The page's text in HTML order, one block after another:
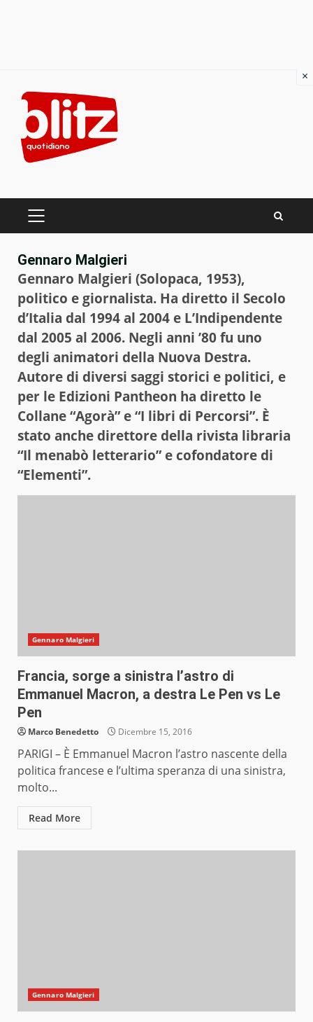
content
PRIMARY
Gennaro Malgieri
Gennaro Malgieri (Solopaca, 1953),
politico e giornalista. Ha diretto il Secolo
d’Italia dal 1994 al 2004 e L’Indipendente
dal 2005 al 2006. Negli anni ’80 fu uno
degli animatori della Nuova Destra.
Autore di diversi saggi storici e politici, e
per le Edizioni Pantheon ha diretto le
Collane “Agorà” e “I libri di Percorsi”. È
stato anche direttore della rivista libraria
“Il menabò letterario” e cofondatore di
“Elementi”.
Gennaro Malgieri
Francia, sorge a sinistra l’astro di
Emmanuel Macron, a destra Le Pen vs Le
Pen
Marco Benedetto Dicembre 15, 2016
PARIGI – È Emmanuel Macron l’astro nascente della
politica francese e l’ultima speranza di una sinistra,
molto...
Read More
Gennaro Malgieri
×